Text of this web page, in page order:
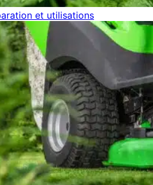
et utilisations